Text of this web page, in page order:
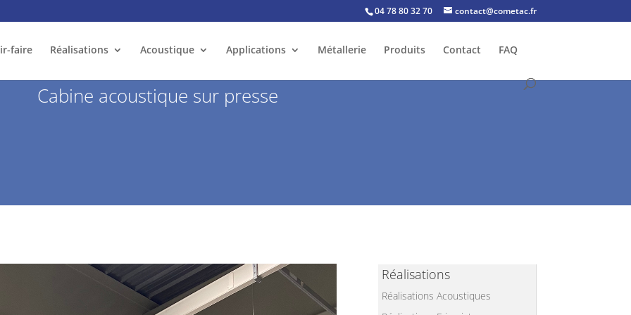
04 78 80 32 70 contact@cometac.fr
faire Réalisations Acoustique Applications Métallerie Produits Contact FAQ
Cabine acoustique sur presse
Réalisations
Réalisations Acoustiques